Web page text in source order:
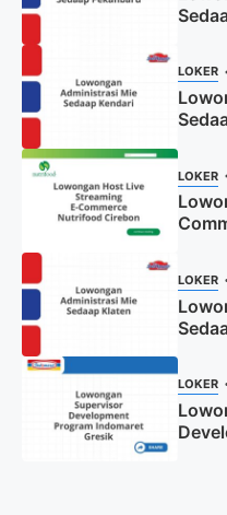
LOKER
LOKER
LOKER
LOKER